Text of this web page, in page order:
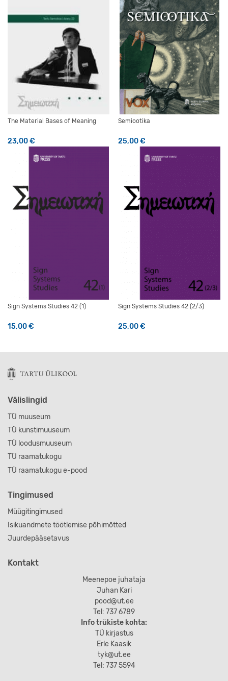
The Material Bases of Meaning
23,00€
Semiootika
25,00€
Sign Systems Studies 42 (1)
15,00€
Sign Systems Studies 42 (2/3)
25,00€
Välislingid
TÜ muuseum
TÜ kunstimuuseum
TÜ loodusmuuseum
TÜ raamatukogu
TÜ raamatukogu e-pood
Tingimused
Müügitingimused
Isikuandmete töötlemise põhimõtted
Juurdepääsetavus
Kontakt
Meenepoe juhataja
Juhan Kari
pood@ut.ee
Tel: 737 6789
Info trükiste kohta:
TÜ kirjastus
Erle Kaasik
tyk@ut.ee
Tel: 737 5594